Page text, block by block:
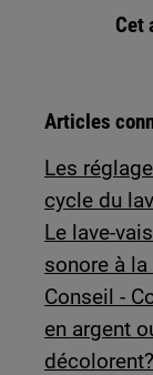
Cet
Articles
Les
cycle du
Le lave-
sonore à
Conseil -
en argent
décolorent?